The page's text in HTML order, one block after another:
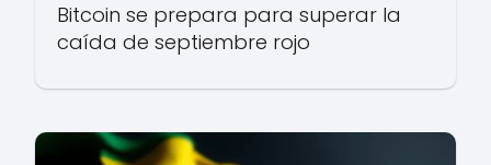
Bitcoin se prepara para superar la
caída de septiembre rojo